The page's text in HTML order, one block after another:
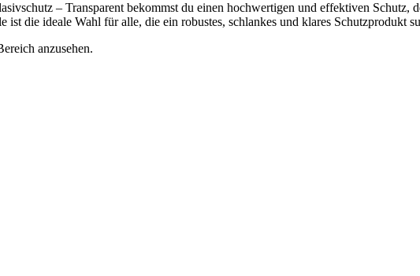
– Transparent bekommst du einen hochwertigen und effektiven Schutz,
die ideale Wahl für alle, die ein robustes, schlankes und klares Schutzprodukt
anzusehen.